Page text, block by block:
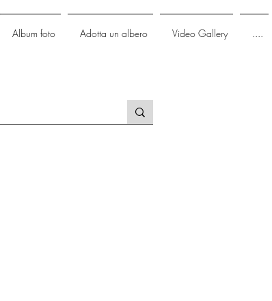
Album foto Adotta un albero Video Gallery ....